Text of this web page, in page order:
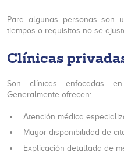
Para algunas personas son
tiempos o requisitos no se
Clínicas
Son clínicas enfocadas
Generalmente ofrecen:
Atención médica
Mayor disponibilidad de
Explicación detallada de